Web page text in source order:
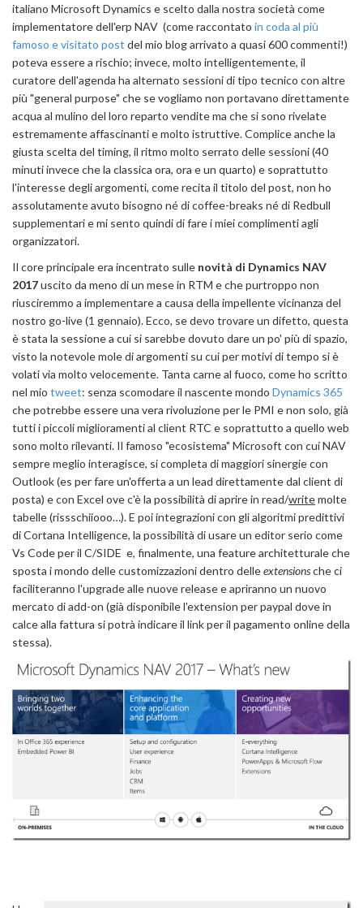
italiano Microsoft Dynamics e scelto dalla nostra società come
implementatore dell'erp NAV (come raccontato in coda al più
famoso e visitato post del mio blog arrivato a quasi 600 commenti!)
poteva essere a rischio; invece, molto intelligentemente, il
curatore dell'agenda ha alternato sessioni di tipo tecnico con altre
più "general purpose" che se vogliamo non portavano direttamente
acqua al mulino del loro reparto vendite ma che si sono rivelate
estremamente affascinanti e molto istruttive. Complice anche la
giusta scelta del timing, il ritmo molto serrato delle sessioni (40
minuti invece che la classica ora, ora e un quarto) e soprattutto
l'interesse degli argomenti, come recita il titolo del post, non ho
assolutamente avuto bisogno né di coffee-breaks né di Redbull
supplementari e mi sento quindi di fare i miei complimenti agli
organizzatori.
Il core principale era incentrato sulle novità di Dynamics NAV
2017uscito da meno di un mese in RTM e che purtroppo non
riusciremmo a implementare a causa della impellente vicinanza del
nostro go-live (1 gennaio). Ecco, se devo trovare un difetto, questa
è stata la sessione a cui si sarebbe dovuto dare un po' più di spazio,
visto la notevole mole di argomenti su cui per motivi di tempo si è
volati via molto velocemente. Tanta carne al fuoco, come ho scritto
nel mio tweet: senza scomodare il nascente mondo Dynamics 365
che potrebbe essere una vera rivoluzione per le PMI e non solo, già
tutti i piccoli miglioramenti al client RTC e soprattutto a quello web
sono molto rilevanti. Il famoso "ecosistema" Microsoft con cui NAV
sempre meglio interagisce, si completa di maggiori sinergie con
Outlook (es per fare un'offerta a un lead direttamente dal client di
posta) e con Excel ove c'è la possibilità di aprire in read/writemolte
tabelle (rissschiiooo…). E poi integrazioni con gli algoritmi predittivi
di Cortana Intelligence, la possibilità di usare un editor serio come
Vs Code per il C/SIDE e, finalmente, una feature architetturale che
sposta i mondo delle customizzazioni dentro delleextensionsche ci
faciliteranno l'upgrade alle nuove release e apriranno un nuovo
mercato di add-on (già disponibile l'extension per paypal dove in
calce alla fattura si potrà indicare il link per il pagamento online della
stessa).